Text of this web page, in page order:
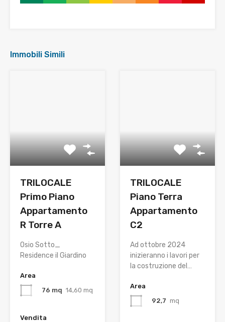
Immobili Simili
TRILOCALE
Primo Piano
Appartamento
R Torre A
Osio Sotto_
Residence il Giardino
Area
76 mq 14,60 mq
Vendita
TRILOCALE
Piano Terra
Appartamento
C2
Ad ottobre 2024
inizieranno i lavori per
la costruzione del…
Area
92,7 mq